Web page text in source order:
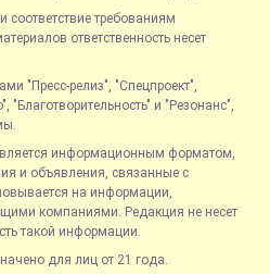
соответствие требованиям
ответственность несет
"Пресс-релиз", "Спецпроект",
"Благотворительность" и "Резонанс",
информационным форматом,
и объявления, связанные с
на информации,
компаниями. Редакция не несет
такой информации.
для лиц от 21 года.